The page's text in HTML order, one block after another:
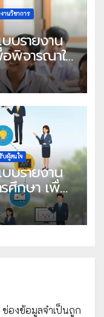
านวิชาการ
บรายงาน
อพิจารณาใน
ะจำปี 2568
บผู้สนใจ
บรายงาน
ศึกษา เพื่อ
ศ
ช่องข้อมูลจำเป็นถูก